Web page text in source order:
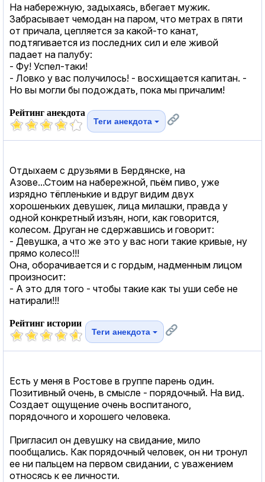
На набережную, задыхаясь, вбегает мужик.
Забрасывает чемодан на паром, что метрах в пяти
от причала, цепляется за какой-то канат,
подтягивается из последних сил и еле живой
падает на палубу:
- Фу! Успел-таки!
- Ловко у вас получилось! - восхищается капитан. -
Но вы могли бы подождать, пока мы причалим!
Рейтинг анекдота
Теги анекдота
Отдыхаем с друзьями в Бердянске, на
Азове...Стоим на набережной, пьём пиво, уже
изрядно тёпленькие и вдруг видим двух
хорошеньких девушек, лица милашки, правда у
одной конкретный изъян, ноги, как говорится,
колесом. Друган не сдержавшись и говорит:
- Девушка, а что же это у вас ноги такие кривые, ну
прямо колесо!!!
Она, оборачивается и с гордым, надменным лицом
произносит:
- А это для того - чтобы такие как ты уши себе не
натирали!!!
Рейтинг истории
Теги анекдота
Есть у меня в Ростове в группе парень один.
Позитивный очень, в смысле - порядочный. На вид.
Создает ощущение очень воспитаного,
порядочного и хорошего человека.
Пригласил он девушку на свидание, мило
пообщались. Как порядочный человек, он ни тронул
ее ни пальцем на первом свидании, с уважением
относясь к ее личности.